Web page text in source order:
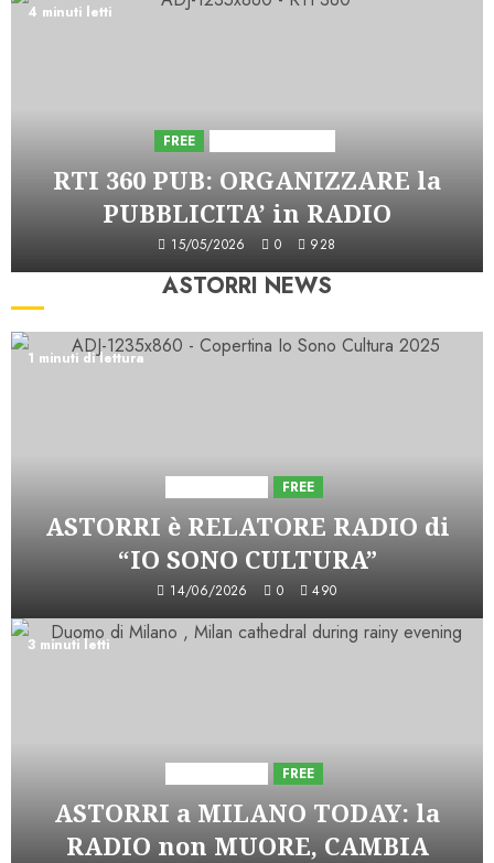
4 minuti letti
FREE
RTI 360 PUB: ORGANIZZARE la
PUBBLICITA’ in RADIO
15/05/2026 0 928
ASTORRI NEWS
1 minuti di lettura
FREE
ASTORRI è RELATORE RADIO di
“IO SONO CULTURA”
14/06/2026 0 490
3 minuti letti
FREE
ASTORRI a MILANO TODAY: la
RADIO non MUORE, CAMBIA